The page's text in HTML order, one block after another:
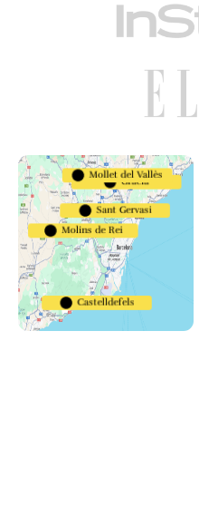
Gracia
Castelldefels
Sant Gervasi
Molins de Rei
Mollet del Vallès